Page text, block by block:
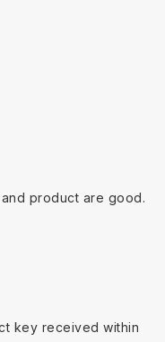
product are good.
key received within